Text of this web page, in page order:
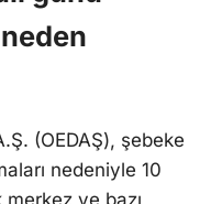
(OEDAŞ), şebeke
nedeniyle 10